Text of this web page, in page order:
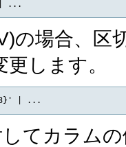
の場合、区
します。
てカラム